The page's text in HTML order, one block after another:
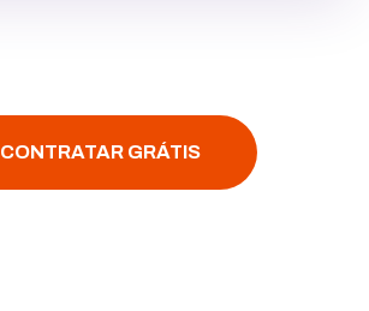
CONTRATAR GRÁTIS